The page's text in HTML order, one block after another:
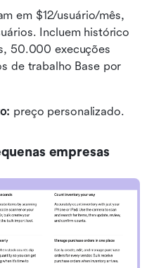
em $12/usuário/mês,
Incluem histórico
50.000 execuções
de trabalho Base por
preço personalizado.
empresas